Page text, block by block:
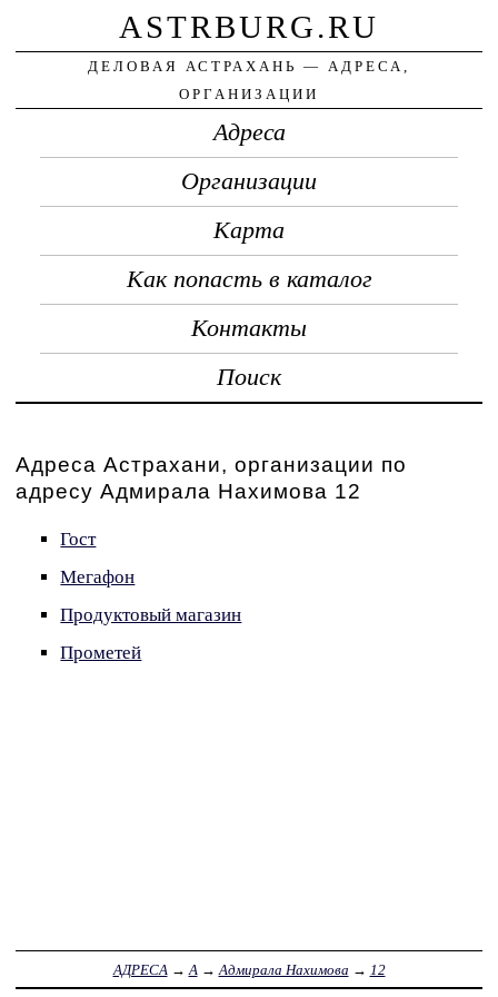
ASTRBURG.RU
ДЕЛОВАЯ АСТРАХАНЬ — АДРЕСА,
ОРГАНИЗАЦИИ
Адреса
Организации
Карта
Как попасть в каталог
Контакты
Поиск
Адреса Астрахани, организации по
адресу Адмирала Нахимова 12
Гост
Мегафон
Продуктовый магазин
Прометей
АДРЕСА → А → Адмирала Нахимова → 12